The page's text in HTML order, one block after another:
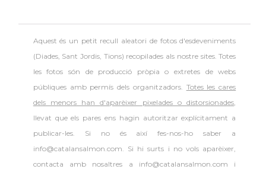
Aquest és un petit recull aleatori de fotos d'esdeveniments
(Diades, Sant Jordis, Tions) recopilades als nostre sites. Totes
les fotos són de producció pròpia o extretes de webs
públiques amb permís dels organitzadors. Totes les cares
dels menors han d'aparèixer pixelades o distorsionades,
llevat que els pares ens hagin autoritzar explícitament a
publicar-les. Si no és així fes-nos-ho saber a
info@catalansalmon.com. Si hi surts i no vols aparèixer,
contacta amb nosaltres a info@catalansalmon.com i